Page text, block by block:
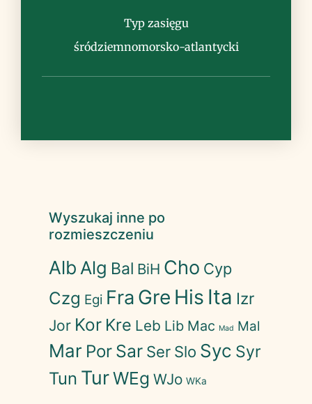
Uwagi
Typ zasięgu
śródziemnomorsko-atlantycki
Wyszukaj inne po
rozmieszczeniu
Alb Alg Bal BiH Cho Cyp
Czg Egi Fra Gre His Ita Izr
Jor Kor Kre Leb Lib Mac Mad Mal
Mar Por Sar Ser Slo Syc Syr
Tun TurWEg WJo WKa